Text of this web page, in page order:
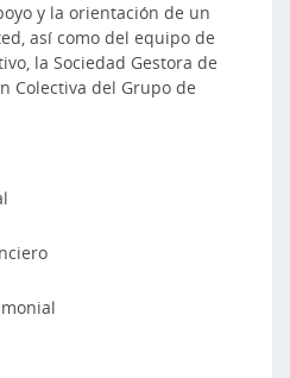
y la orientación de un
así como del equipo de
la Sociedad Gestora de
Colectiva del Grupo de